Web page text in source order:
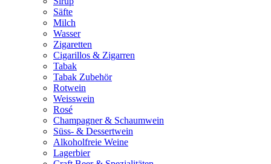
Säfte
Milch
Wasser
Zigaretten
Cigarillos & Zigarren
Tabak
Tabak Zubehör
Rotwein
Weisswein
Rosé
Champagner & Schaumwein
Süss- & Dessertwein
Alkoholfreie Weine
Lagerbier